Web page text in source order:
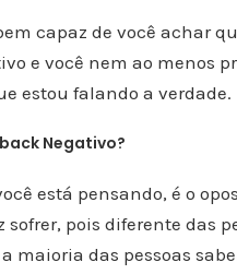
capaz de você achar
e você nem ao menos
estou falando a verdade.
Negativo?
está pensando, é o
sofrer, pois diferente das
maioria das pessoas